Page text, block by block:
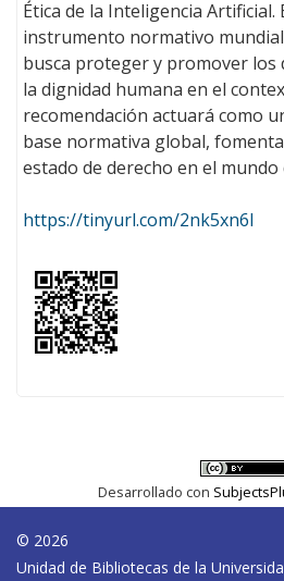
Ética de la Inteligencia Artificial.
instrumento normativo
busca proteger y promover los
la dignidad humana en el
recomendación actuará como
base normativa global,
estado de derecho en el mundo
https://tinyurl.com/2nk5xn6l
Desarrollado con
© 2026
Unidad de Bibliotecas de la